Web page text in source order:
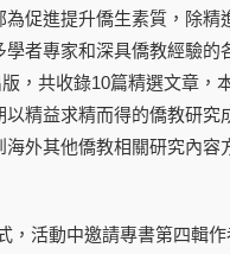
促進提升僑生素質，除精
者專家和深具僑教經驗的
，共收錄10篇精選文章，
精益求精而得的僑教研究
外其他僑教相關研究內容
，活動中邀請專書第四輯